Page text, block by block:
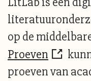
op de
Proeven
proeven van